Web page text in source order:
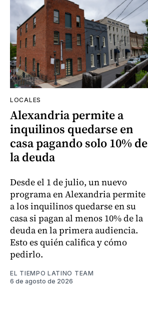
LOCALES
Alexandria permite a
inquilinos quedarse en
casa pagando solo 10% de
la deuda
Desde el 1 de julio, un nuevo
programa en Alexandria permite
a los inquilinos quedarse en su
casa si pagan al menos 10% de la
deuda en la primera audiencia.
Esto es quién califica y cómo
pedirlo.
EL TIEMPO LATINO TEAM
6 de agosto de 2026